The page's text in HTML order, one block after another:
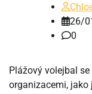
26/
0
Plážový volejbal
organizacemi, jako